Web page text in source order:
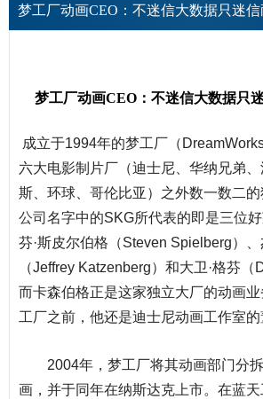
梦工厂动画CEO：不迷信大数据只迷
梦工厂动画CEO：不迷信大数据只
成立于1994年的梦工厂（
六大电影制片厂（迪士尼、华纳兄弟
斯、环球、哥伦比亚）之外数一数二
公司 名字中的SKG所代表的即是三位
芬·斯皮尔伯格（Steven Spielberg）、
（Jeffrey Katzenberg）和大卫·格芬（
而卡森伯格正是这家独立大厂的动画
工厂之前，他还是迪士尼动画工作室的
2004年，梦工厂将其动画部门分
画，并于同年在纳斯达克上市。在蓝